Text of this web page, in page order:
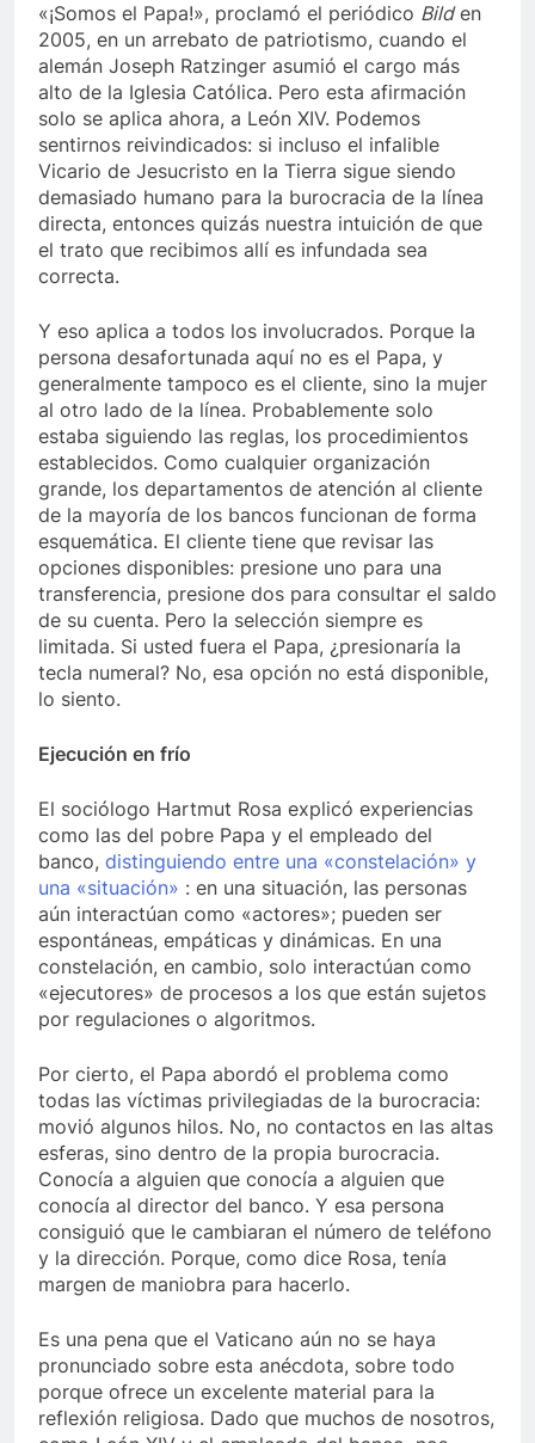
«¡Somos el Papa!», proclamó el periódico Bilden
2005, en un arrebato de patriotismo, cuando el
alemán Joseph Ratzinger asumió el cargo más
alto de la Iglesia Católica. Pero esta afirmación
solo se aplica ahora, a León XIV. Podemos
sentirnos reivindicados: si incluso el infalible
Vicario de Jesucristo en la Tierra sigue siendo
demasiado humano para la burocracia de la línea
directa, entonces quizás nuestra intuición de que
el trato que recibimos allí es infundada sea
correcta.
Y eso aplica a todos los involucrados. Porque la
persona desafortunada aquí no es el Papa, y
generalmente tampoco es el cliente, sino la mujer
al otro lado de la línea. Probablemente solo
estaba siguiendo las reglas, los procedimientos
establecidos. Como cualquier organización
grande, los departamentos de atención al cliente
de la mayoría de los bancos funcionan de forma
esquemática. El cliente tiene que revisar las
opciones disponibles: presione uno para una
transferencia, presione dos para consultar el saldo
de su cuenta. Pero la selección siempre es
limitada. Si usted fuera el Papa, ¿presionaría la
tecla numeral? No, esa opción no está disponible,
lo siento.
Ejecución en frío
El sociólogo Hartmut Rosa explicó experiencias
como las del pobre Papa y el empleado del
banco, distinguiendo entre una «constelación» y
una «situación» : en una situación, las personas
aún interactúan como «actores»; pueden ser
espontáneas, empáticas y dinámicas. En una
constelación, en cambio, solo interactúan como
«ejecutores» de procesos a los que están sujetos
por regulaciones o algoritmos.
Por cierto, el Papa abordó el problema como
todas las víctimas privilegiadas de la burocracia:
movió algunos hilos. No, no contactos en las altas
esferas, sino dentro de la propia burocracia.
Conocía a alguien que conocía a alguien que
conocía al director del banco. Y esa persona
consiguió que le cambiaran el número de teléfono
y la dirección. Porque, como dice Rosa, tenía
margen de maniobra para hacerlo.
Es una pena que el Vaticano aún no se haya
pronunciado sobre esta anécdota, sobre todo
porque ofrece un excelente material para la
reflexión religiosa. Dado que muchos de nosotros,